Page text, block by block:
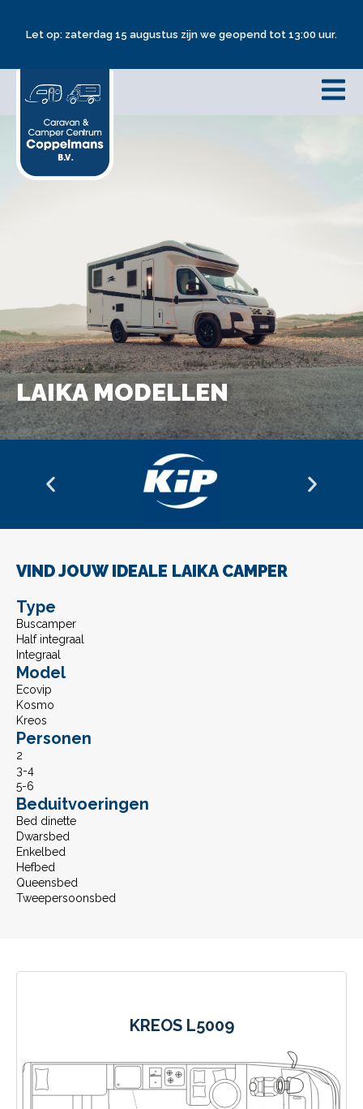
Let op: zaterdag 15 augustus zijn we geopend tot 13:00 uur.
LAIKA MODELLEN
VIND JOUW IDEALE LAIKA CAMPER
Type
Buscamper
Half integraal
Integraal
Model
Ecovip
Kosmo
Kreos
Personen
2
3-4
5-6
Beduitvoeringen
Bed dinette
Dwarsbed
Enkelbed
Hefbed
Queensbed
Tweepersoonsbed
KREOS L5009